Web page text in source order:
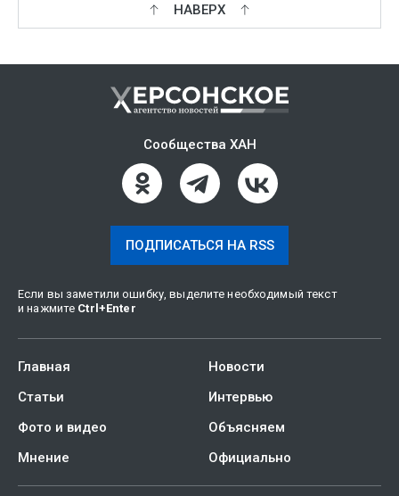
НАВЕРХ
Сообщества ХАН
ПОДПИСАТЬСЯ НА RSS
Если вы заметили ошибку, выделите необходимый текст
и нажмите Ctrl +Enter
Главная
Новости
Статьи
Интервью
Фото и видео
Объясняем
Мнение
Официально